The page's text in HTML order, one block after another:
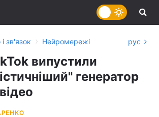
зв'язок › Нейромережі рус
випустили
генератор